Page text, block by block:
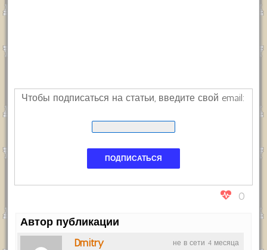
Чтобы подписаться на статьи, введите свой email:
0
Автор публикации
не в сети 4 месяца
Dmitry